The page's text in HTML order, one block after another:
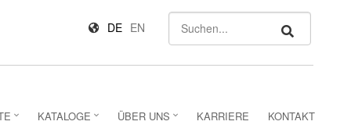
DE EN Suchen
KATALOGE ÜBER UNS KARRIERE KONTAKT